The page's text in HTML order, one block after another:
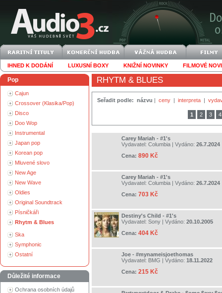
IHNED K DODÁNÍ LUXUSNÍ BOXY KNIŽNÍ NOVINKY FILMOVÉ
Pop
Cajun
Crossover (Klasika/Pop)
Disco
Doo Wop
Instrumental
Japan pop
Korean pop
Mluvené slovo
New Age
New Wave
Oldies
Original Soundtrack
Písničkáři
Rhytm & Blues
Ska
Symphonic
Ostatní
Důležité informace
Ochrana osobních údajů
RHYTM & BLUES
Seřadit podle: názvu | ceny | interpreta |
1 2 3 4
Carey Mariah - #1's
Vydavatel: Columbia | Vydáno: 26.7.2024
Cena: 890 Kč
Carey Mariah - #1's
Vydavatel: Columbia | Vydáno: 26.7.2024
Cena: 703 Kč
Destiny's Child - #1's
Vydavatel: Sony | Vydáno: 20.10.2005
Cena: 404 Kč
Joe - #mynameisjoethomas
Vydavatel: BMG | Vydáno: 18.11.2022
Cena: 215 Kč